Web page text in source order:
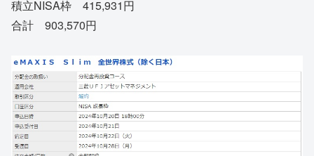
積立NISA枠 415,931円
合計 903,570円